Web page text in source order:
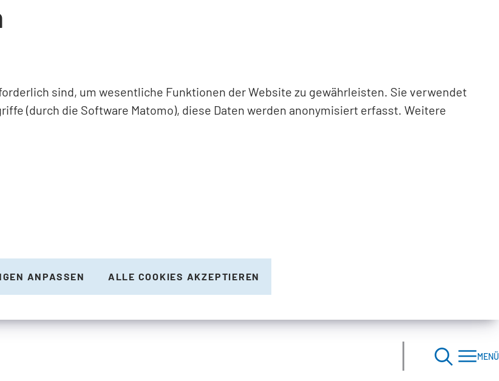
sind, um wesentliche Funktionen der Website zu gewährleisten. Sie verwendet
(durch die Software Matomo), diese Daten werden anonymisiert erfasst. Weitere
ANPASSEN ALLE COOKIES AKZEPTIEREN
MENÜ